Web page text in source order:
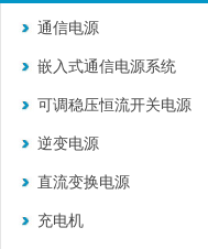
通信电源
嵌入式通信电源系统
可调稳压恒流开关电源
逆变电源
直流变换电源
充电机